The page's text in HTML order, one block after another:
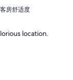
房舒适度
location.